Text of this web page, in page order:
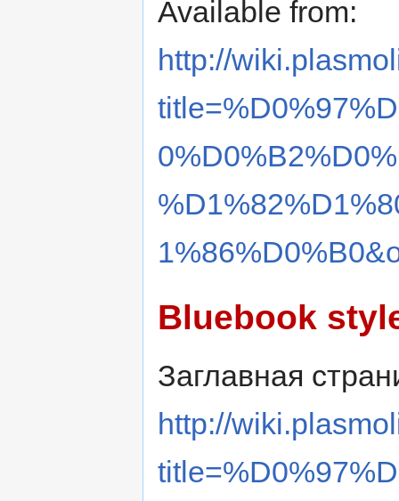
Available from:
http://
Bluebook
Заглавная
http://